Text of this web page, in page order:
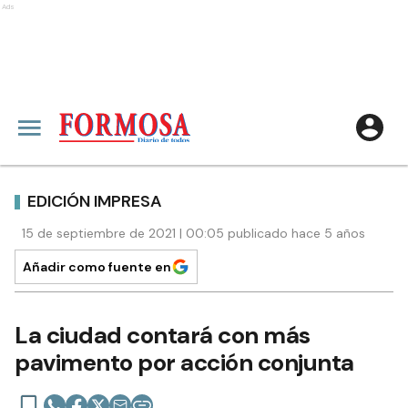
Ads
EDICIÓN IMPRESA
15 de septiembre de 2021 | 00:05 publicado hace 5 años
Añadir como fuente en
La ciudad contará con más
pavimento por acción conjunta